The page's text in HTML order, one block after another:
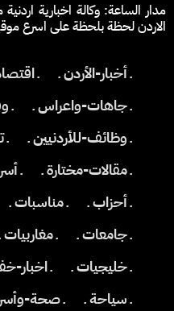
مدار الساعة: وكالة اخبارية
الاردن لحظة بلحظة على اسرع
ـ أخبار-الأردن ـ ـ
ـ جاهات-واعراس ـ
ـ
ـ وظائف-للأردنيين ـ
ـ مقالات-مختارة ـ
ـ
ـ أحزاب ـ
ـ مناسبات ـ
ـ جامعات ـ
ـ مغاربيات ـ
ـ خليجيات ـ
ـ اخبار-
ـ سياحة ـ
ـ صحة-